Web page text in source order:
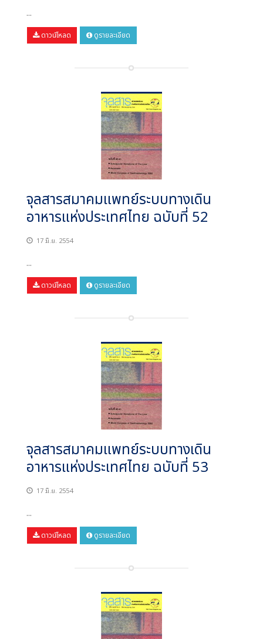
...
ดาวน์โหลด ดูรายละเอียด
จุลสารสมาคมแพทย์ระบบทางเดิน
อาหารแห่งประเทศไทย ฉบับที่ 52
17 มิ.ย. 2554
...
ดาวน์โหลด ดูรายละเอียด
จุลสารสมาคมแพทย์ระบบทางเดิน
อาหารแห่งประเทศไทย ฉบับที่ 53
17 มิ.ย. 2554
...
ดาวน์โหลด ดูรายละเอียด